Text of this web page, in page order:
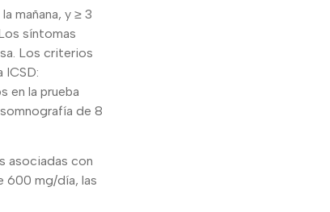
mañana, y ≥ 3
síntomas
Los criterios
en la prueba
de 8
asociadas con
600 mg/día, las